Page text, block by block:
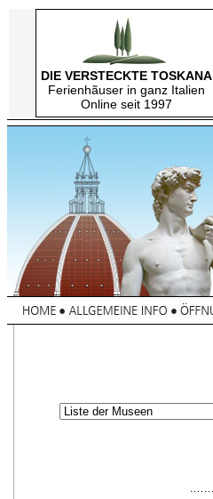
DIE VERSTECKTE TOSKANA
Ferienhãuser in ganz Italien
Online seit 1997